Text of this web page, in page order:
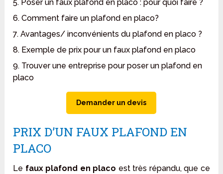
5. Poser un faux plafond en placo : pour quoi faire ?
6. Comment faire un plafond en placo?
7. Avantages/ inconvénients du plafond en placo ?
8. Exemple de prix pour un faux plafond en placo
9. Trouver une entreprise pour poser un plafond en
placo
Demander un devis
PRIX D’UN FAUX PLAFOND EN
PLACO
Le faux plafond en placo est très répandu, que ce